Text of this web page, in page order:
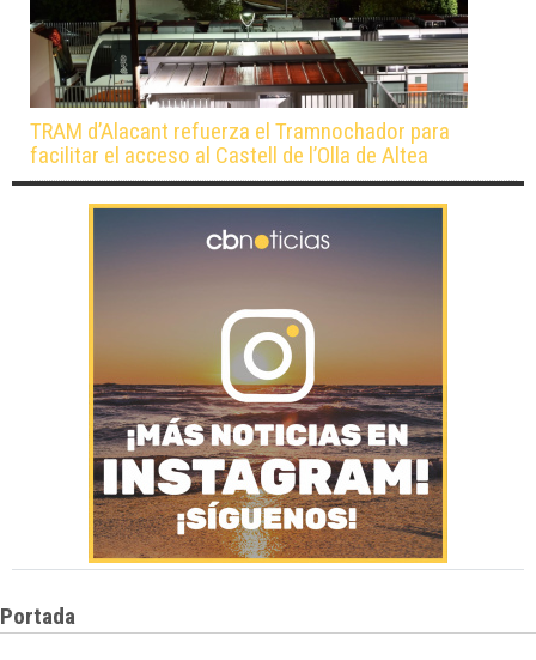
TRAM d’Alacant refuerza el Tramnochador para
facilitar el acceso al Castell de l’Olla de Altea
Portada